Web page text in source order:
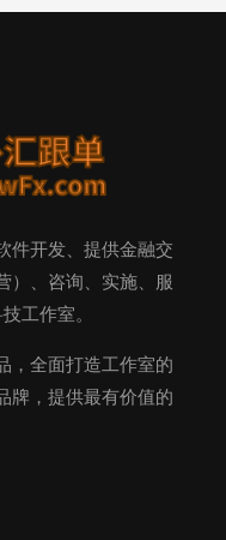
件开发、提供金融交
）、咨询、实施、服
工作室。
，全面打造工作室的
牌，提供最有价值的